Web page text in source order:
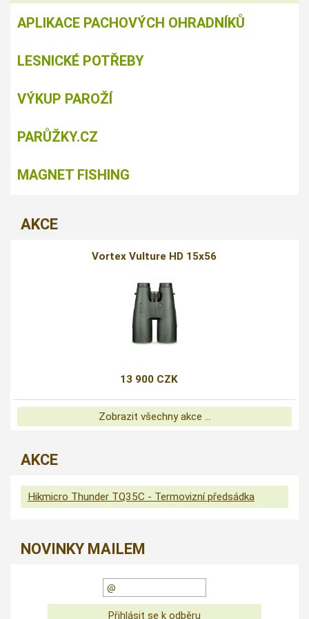
APLIKACE PACHOVÝCH OHRADNÍKŮ
LESNICKÉ POTŘEBY
VÝKUP PAROŽÍ
PARŮŽKY.CZ
MAGNET FISHING
AKCE
Vortex Vulture HD 15x56
13 900 CZK
Zobrazit všechny akce ...
AKCE
Hikmicro Thunder TQ35C - Termovizní předsádka
NOVINKY MAILEM